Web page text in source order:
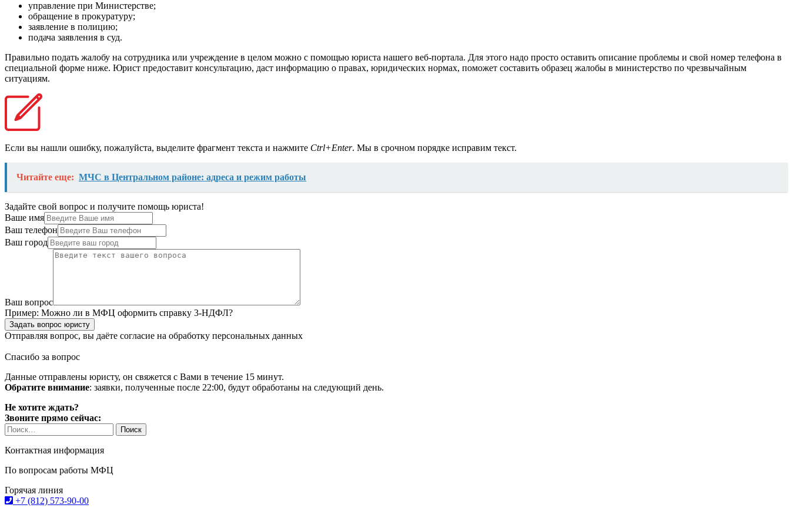
управление при Министерстве;
обращение в прокуратуру;
заявление в полицию;
подача заявления в суд.
Правильно подать жалобу на сотрудника или учреждение в целом можно с помощью юриста нашего веб-портала. Для этого надо просто оставить описание проблемы и свой номер телефона в
специальной форме ниже. Юрист предоставит консультацию, даст информацию о правах, юридических нормах, поможет составить образец жалобы в министерство по чрезвычайным
ситуациям.
Если вы нашли ошибку, пожалуйста, выделите фрагмент текста и нажмите Ctrl+Enter. Мы в срочном порядке исправим текст.
Читайте еще: МЧС в Центральном районе: адреса и режим работы
Задайте свой вопрос и получите помощь юриста!
Ваше имя
Ваш телефон
Ваш город
Ваш вопрос
Пример: Можно ли в МФЦ оформить справку 3-НДФЛ?
Задать вопрос юристу
Отправляя вопрос, вы даёте согласие на обработку персональных данных
Спасибо за вопрос
Данные отправлены юристу, он свяжется с Вами в течение 15 минут.
Обратите внимание: заявки, полученные после 22:00, будут обработаны на следующий день.
Не хотите ждать?
Звоните прямо сейчас:
Найти:
Контактная информация
По вопросам работы МФЦ
Горячая линия
+7 (812) 573-90-00